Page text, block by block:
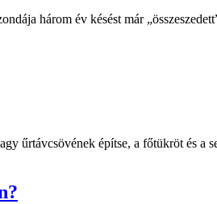
három év késést már
űrtávcsövének építse, a főtükröt és a